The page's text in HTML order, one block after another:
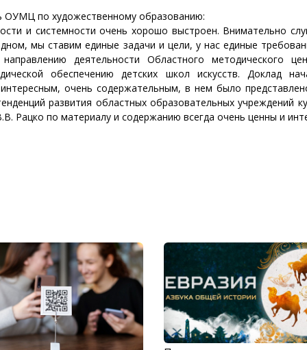
ОУМЦ по художественному образованию:
и системности очень хорошо выстроен. Внимательно
мы ставим единые задачи и цели, у нас единые
деятельности Областного методического
обеспечению детских школ искусств. Доклад
очень содержательным, в нем было
развития областных образовательных учреждений
Рацко по материалу и содержанию всегда очень ценны и